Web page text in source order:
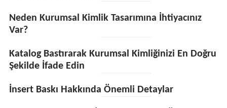
Neden Kurumsal Kimlik Tasarımına İhtiyacınız
Var?
Katalog Bastırarak Kurumsal Kimliğinizi En Doğru
Şekilde İfade Edin
İnsert Baskı Hakkında Önemli Detaylar